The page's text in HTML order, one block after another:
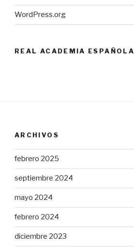
WordPress.org
REAL ACADEMIA ESPAÑOLA
ARCHIVOS
febrero 2025
septiembre 2024
mayo 2024
febrero 2024
diciembre 2023